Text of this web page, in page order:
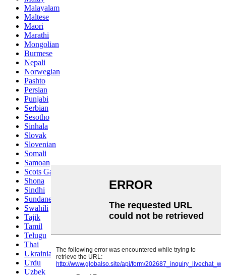
Malayalam
Maltese
Maori
Marathi
Mongolian
Burmese
Nepali
Norwegian
Pashto
Persian
Punjabi
Serbian
Sesotho
Sinhala
Slovak
Slovenian
Somali
Samoan
Scots Gaelic
Shona
Sindhi
Sundanese
Swahili
Tajik
Tamil
Telugu
Thai
Ukrainian
Urdu
Uzbek